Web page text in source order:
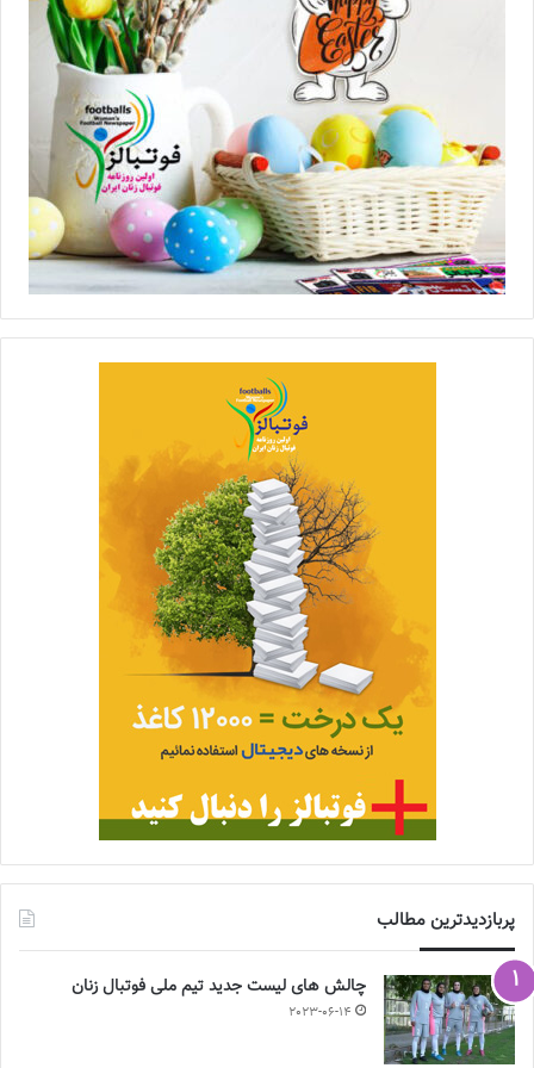
پربازدیدترین مطالب
چالش هاى ليست جدید تيم ملى فوتبال زنان
2023-06-14